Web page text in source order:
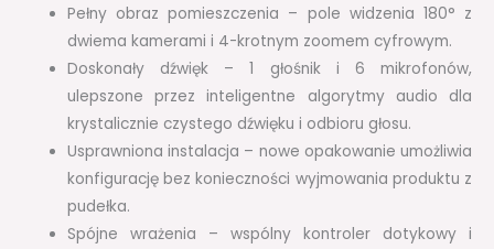
Pełny obraz pomieszczenia – pole widzenia 180° z
dwiema kamerami i 4-krotnym zoomem cyfrowym.
Doskonały dźwięk – 1 głośnik i 6 mikrofonów,
ulepszone przez inteligentne algorytmy audio dla
krystalicznie czystego dźwięku i odbioru głosu.
Usprawniona instalacja – nowe opakowanie umożliwia
konfigurację bez konieczności wyjmowania produktu z
pudełka.
Spójne wrażenia – wspólny kontroler dotykowy i